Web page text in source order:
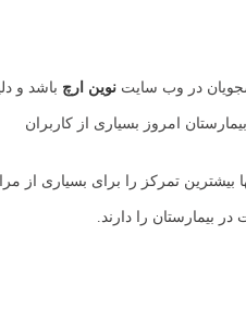
نوین ارچ باشد و
امروز بسیاری از کاربران
بیشترین تمرکز را برای بسیاری از
بیمارستان را دارند.